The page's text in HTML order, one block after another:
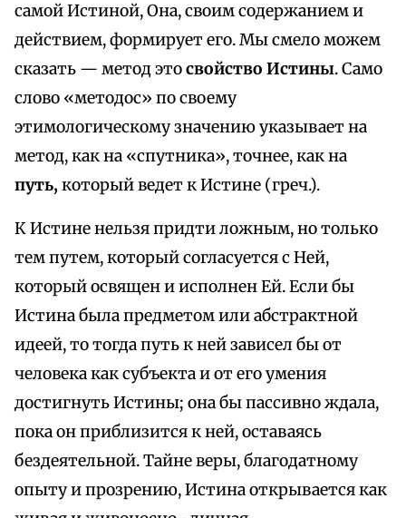
самой Истиной, Она, своим содержанием и
действием, формирует его. Мы смело можем
сказать — метод этосвойство Истины. Само
слово «методос» по своему
этимологическому значению указывает на
метод, как на «спутника», точнее, как на
путь, который ведет к Истине (греч.).
К Истине нельзя придти ложным, но только
тем путем, который согласуется с Ней,
который освящен и исполнен Ей. Если бы
Истина была предметом или абстрактной
идеей, то тогда путь к ней зависел бы от
человека как субъекта и от его умения
достигнуть Истины; она бы пассивно ждала,
пока он приблизится к ней, оставаясь
бездеятельной. Тайне веры, благодатному
опыту и прозрению, Истина открывается как